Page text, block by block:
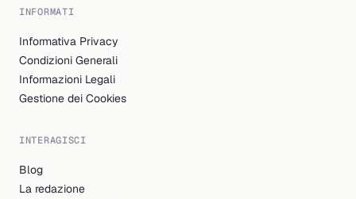
INFORMATI
Informativa Privacy
Condizioni Generali
Informazioni Legali
Gestione dei Cookies
INTERAGISCI
Blog
La redazione